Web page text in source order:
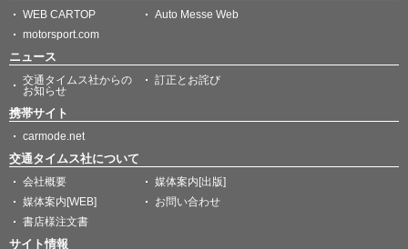
WEB CARTOP
Auto Messe Web
motorsport.com
ニュース
交通タイムス社からの
お知らせ
訂正とお詫び
携帯サイト
carmode.net
交通タイムス社について
会社概要
媒体案内[出版]
媒体案内[WEB]
お問い合わせ
書店様注文書
サイト情報